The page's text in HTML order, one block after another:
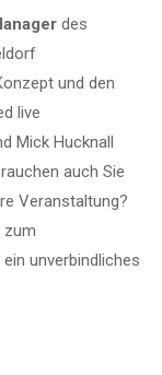
des
und den
live
Mick Hucknall
auch Sie
Veranstaltung?
zum
unverbindliches